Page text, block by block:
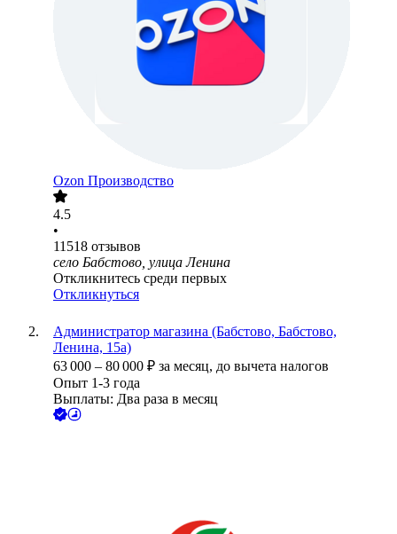
Ozon Производство
4.5
•
11518 отзывов
село Бабстово, улица Ленина
Откликнитесь среди первых
Откликнуться
Администратор магазина (Бабстово, Бабстово,
Ленина, 15а)
63 000 – 80 000 ₽ за месяц, до вычета налогов
Опыт 1-3 года
Выплаты: Два раза в месяц